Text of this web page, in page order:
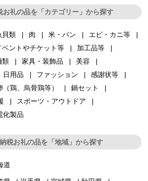
お礼の品を「カテゴリー」から探す
貝類 肉 米・パン
エビ・カニ等
ベントやチケット等
加工品等
類 家具・装飾品
美容
日用品 ファッション
感謝状等
（鶏、烏骨鶏等）
鍋セット
スポーツ・アウトドア
化製品
税お礼の品を「地域」から探す
道